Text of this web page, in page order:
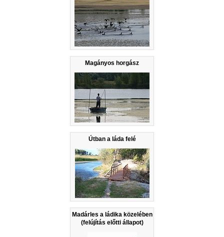
Magányos horgász
Útban a láda felé
Madárles a ládika közelében
(felújítás előtti állapot)